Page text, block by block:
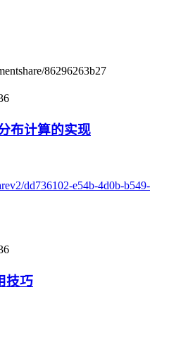
86296263b27
布计算的实现
dd736102-e54b-4d0b-b549-
技巧